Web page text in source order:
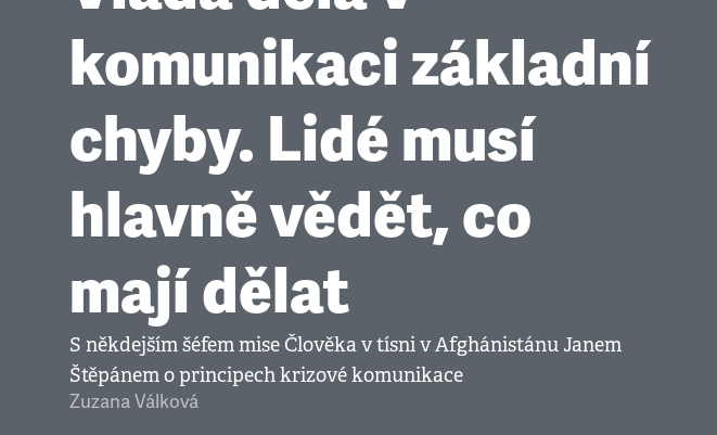
komunikaci základní
chyby. Lidé musí
hlavně vědět, co
mají dělat
S někdejším šéfem mise Člověka v tísni v Afghánistánu Janem
Štěpánem o principech krizové komunikace
Zuzana Válková